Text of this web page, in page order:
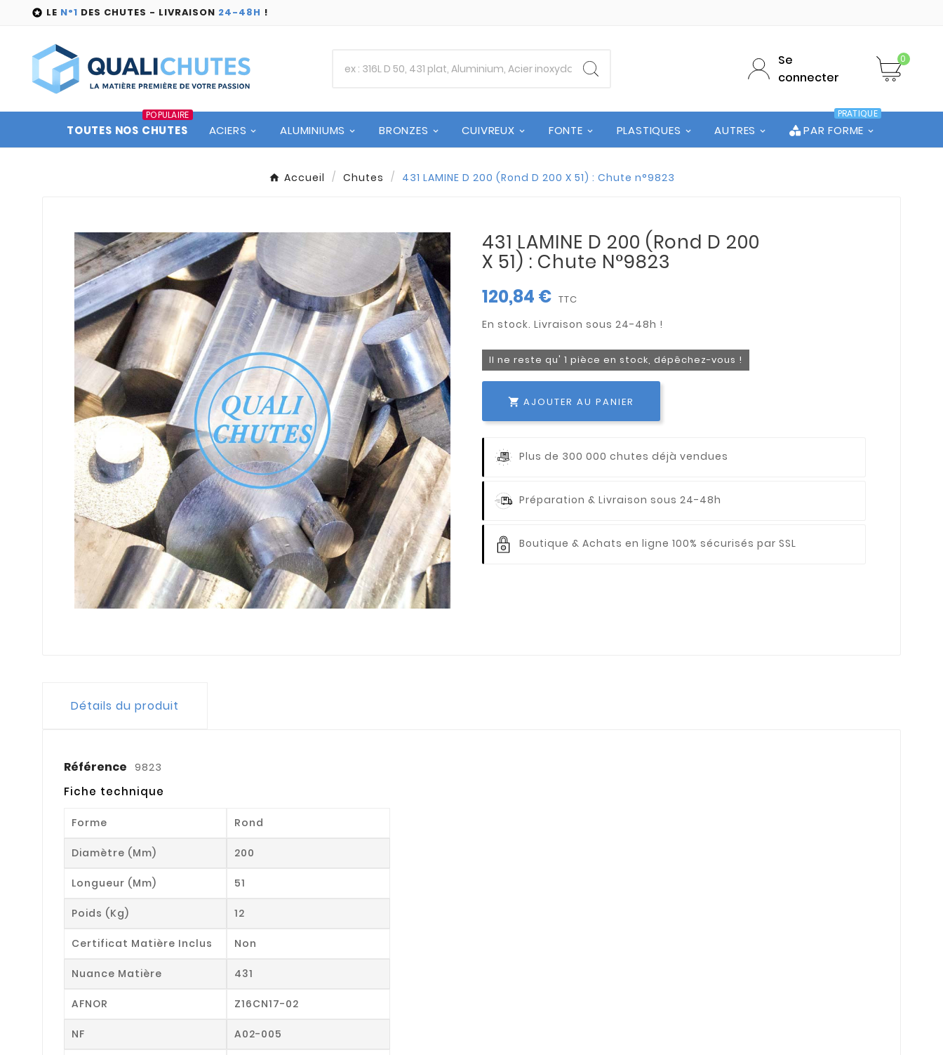
 LE N°1 DES CHUTES - LIVRAISON 24-48H !
Se
connecter
0
TOUTES NOS CHUTES
POPULAIRE
ACIERS ALUMINIUMS BRONZES CUIVREUX FONTE PLASTIQUES AUTRES PAR FORME
PRATIQUE
Accueil Chutes 431 LAMINE D 200 (Rond D 200 X 51) : Chute n°9823
431 LAMINE D 200 (Rond D 200
X 51) : Chute N°9823
120,84 € TTC
Il ne reste qu' 1 pièce en stock, dépêchez-vous !
 AJOUTER AU PANIER
Plus de 300 000 chutes déjà vendues
Préparation & Livraison sous 24-48h
Boutique & Achats en ligne 100% sécurisés par SSL
Détails du produit
Référence 9823
Fiche technique
Forme Rond
Diamètre (mm) 200
Longueur (mm) 51
Poids (kg) 12
Certificat Matière Inclus Non
Nuance Matière 431
AFNOR Z16CN17-02
NF A02-005